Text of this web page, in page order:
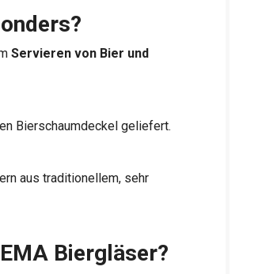
Servieren von Bier und
Bierschaumdeckel geliefert.
aus traditionellem, sehr
Biergläser?